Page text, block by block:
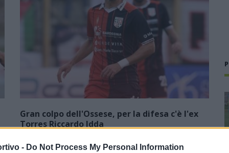
- Do Not Process My Personal Information
Gran colpo dell'Ossese, per la difesa c'è l'ex
Torres Riccardo Idda